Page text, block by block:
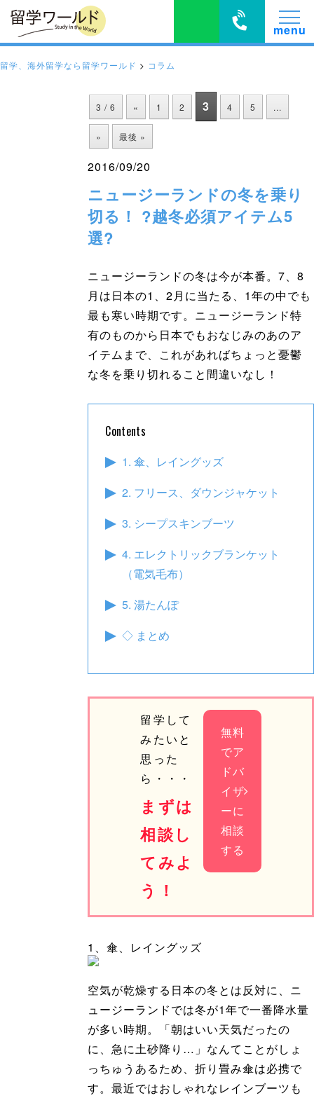
留学、海外留学なら留学ワールド > コラム
3 / 6 « 1 2 3 4 5 ...
» 最後 »
2016/09/20
ニュージーランドの冬を乗り
切る！ ?越冬必須アイテム5
選?
ニュージーランドの冬は今が本番。7、8
月は日本の1、2月に当たる、1年の中でも
最も寒い時期です。ニュージーランド特
有のものから日本でもおなじみのあのア
イテムまで、これがあればちょっと憂鬱
な冬を乗り切れること間違いなし！
Contents
1. 傘、レイングッズ
2. フリース、ダウンジャケット
3. シープスキンブーツ
4. エレクトリックブランケット
（電気毛布）
5. 湯たんぽ
◇ まとめ
留学して
みたいと
思った
ら・・・
まずは
相談し
てみよ
う！
無料
でア
ドバ
イザ
ーに
相談
する
1、傘、レイングッズ
空気が乾燥する日本の冬とは反対に、ニ
ュージーランドでは冬が1年で一番降水量
が多い時期。「朝はいい天気だったの
に、急に土砂降り…」なんてことがしょ
っちゅうあるため、折り畳み傘は必携で
す。最近ではおしゃれなレインブーツも